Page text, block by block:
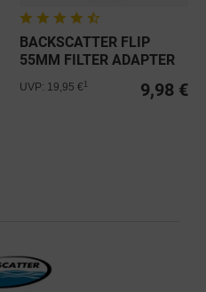
BACKSCATTER FLIP
55MM FILTER ADAPTER
9,98 €
UVP: 19,95 €